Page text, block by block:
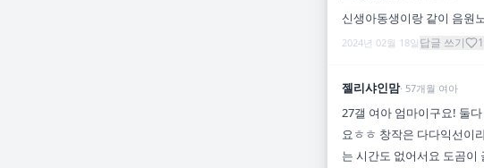
신생아동생이랑 같이 음원
2024년 02월 18일 답글 쓰기 1
젤리샤인맘· 57개월 여아
27갤 여아 엄마이구요! 둘
요ㅎㅎ 창작은 다다익선이
는 시간도 없어서요 도곰